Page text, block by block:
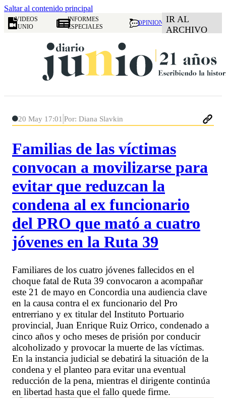
Saltar al contenido principal
VIDEOS
JUNIO
INFORMES
ESPECIALES
OPINION IR AL
ARCHIVO
20 May 17:01 Por: Diana Slavkin
Familias de las víctimas
convocan a movilizarse para
evitar que reduzcan la
condena al ex funcionario
del PRO que mató a cuatro
jóvenes en la Ruta 39
Familiares de los cuatro jóvenes fallecidos en el
choque fatal de Ruta 39 convocaron a acompañar
este 21 de mayo en Concordia una audiencia clave
en la causa contra el ex funcionario del Pro
entrerriano y ex titular del Instituto Portuario
provincial, Juan Enrique Ruiz Orrico, condenado a
cinco años y ocho meses de prisión por conducir
alcoholizado y provocar la muerte de las víctimas.
En la instancia judicial se debatirá la situación de la
condena y el planteo para evitar una eventual
reducción de la pena, mientras el dirigente continúa
en libertad hasta que el fallo quede firme.